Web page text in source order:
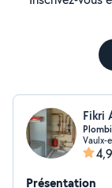
Fikri
Vaulx-
Présentation